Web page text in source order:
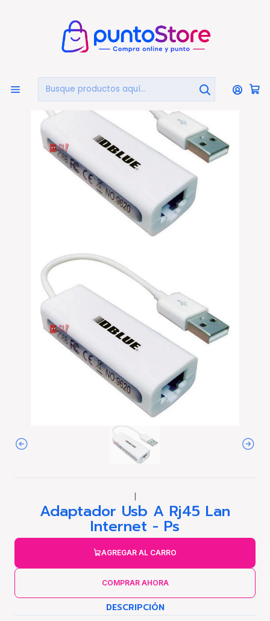
COMPUTACIÓN Conectividad Y Redes
Adaptador Usb A Rj45 Lan Internet - Ps
|
Adaptador Usb A Rj45 Lan
Internet - Ps
AGREGAR AL CARRO
COMPRAR AHORA
DESCRIPCIÓN